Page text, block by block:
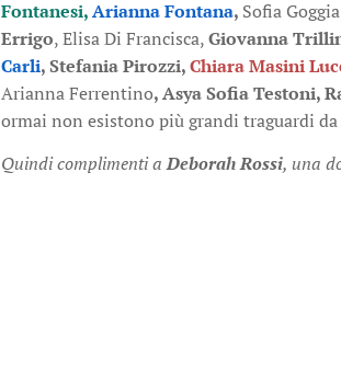
Fontanesi,Arianna Fontana, Sofia
Errigo, Elisa Di Francisca,Giovanna
Carli, Stefania Pirozzi,Chiara Masini
Arianna Ferrentino, Asya Sofia Testoni,
ormai non esistono più grandi traguardi
Quindi complimenti aDeborah Rossi, una